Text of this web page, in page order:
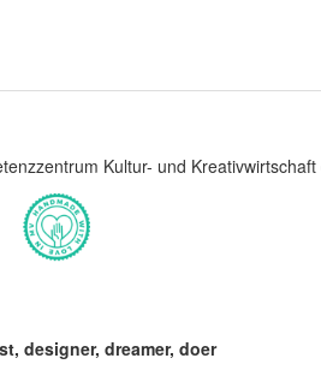
Kultur- und
designer, dreamer, doer